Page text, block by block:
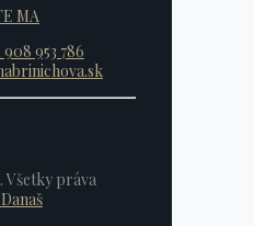
MA
908 953 786
Všetky práva